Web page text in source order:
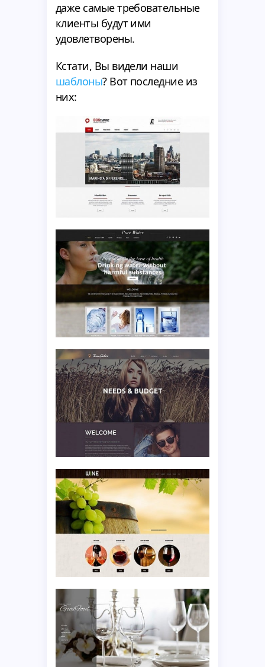
даже самые требовательные
клиенты будут ими
удовлетворены.
Кстати, Вы видели наши
шаблоны? Вот последние из
них: